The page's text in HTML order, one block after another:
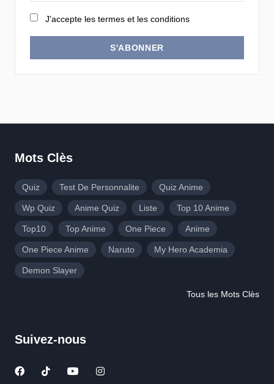
J'accepte les termes et les conditions
S'ABONNER
Mots Clès
Quiz Test De Personnalite Quiz Anime
Wp Quiz Anime Quiz Liste Top 10 Anime
Top10 Top Anime One Piece Anime
One Piece Anime Naruto My Hero Academia
Demon Slayer
Tous les Mots Clès
Suivez-nous